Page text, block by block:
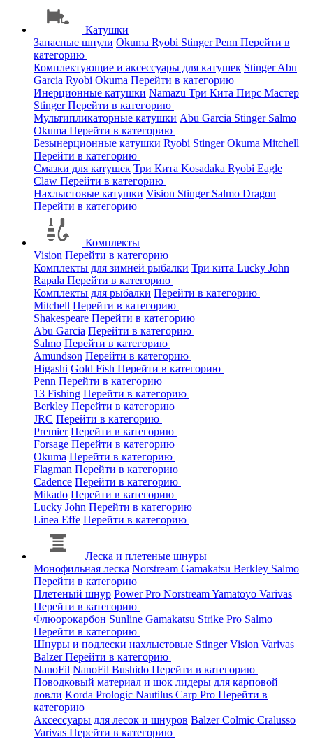
Катушки
Запасные шпули Okuma Ryobi StingerPenn Перейти в
категорию
Комплектующие и аксессуары для катушек StingerAbu
Garcia Ryobi Okuma Перейти в категорию
Инерционные катушки Namazu Три Кита Пирс Мастер
StingerПерейти в категорию
Мультипликаторные катушки Abu Garcia Stinger Salmo
Okuma Перейти в категорию
Безынерционные катушки Ryobi StingerOkuma Mitchell
Перейти в категорию
Смазки для катушек Три Кита Kosadaka Ryobi Eagle
Claw Перейти в категорию
Нахлыстовые катушки Vision Stinger Salmo Dragon
Перейти в категорию
Комплекты
Vision Перейти в категорию
Комплекты для зимней рыбалки Три кита Lucky John
Rapala Перейти в категорию
Комплекты для рыбалки Перейти в категорию
Mitchell Перейти в категорию
Shakespeare Перейти в категорию
Abu Garcia Перейти в категорию
Salmo Перейти в категорию
Amundson Перейти в категорию
Higashi Gold Fish Перейти в категорию
Penn Перейти в категорию
13 Fishing Перейти в категорию
Berkley Перейти в категорию
JRC Перейти в категорию
Premier Перейти в категорию
Forsage Перейти в категорию
Okuma Перейти в категорию
Flagman Перейти в категорию
Cadence Перейти в категорию
Mikado Перейти в категорию
Lucky John Перейти в категорию
Linea Effe Перейти в категорию
Леска и плетеные шнуры
Монофильная леска Norstream Gamakatsu Berkley Salmo
Перейти в категорию
Плетеный шнур Power Pro NorstreamYamatoyo Varivas
Перейти в категорию
Флюорокарбон Sunline Gamakatsu Strike Pro Salmo
Перейти в категорию
Шнуры и подлески нахлыстовые StingerVision Varivas
BalzerПерейти в категорию
NanoFil NanoFil Bushido Перейти в категорию
Поводковый материал и шок лидеры для карповой
ловли Korda Prologic Nautilus Carp Pro Перейти в
категорию
Аксессуары для лесок и шнуров BalzerColmic Cralusso
Varivas Перейти в категорию